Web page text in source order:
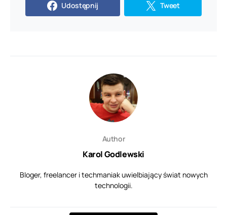
Udostępnij Tweet
Author
Karol Godlewski
Bloger, freelancer i techmaniak uwielbiający świat nowych
technologii.